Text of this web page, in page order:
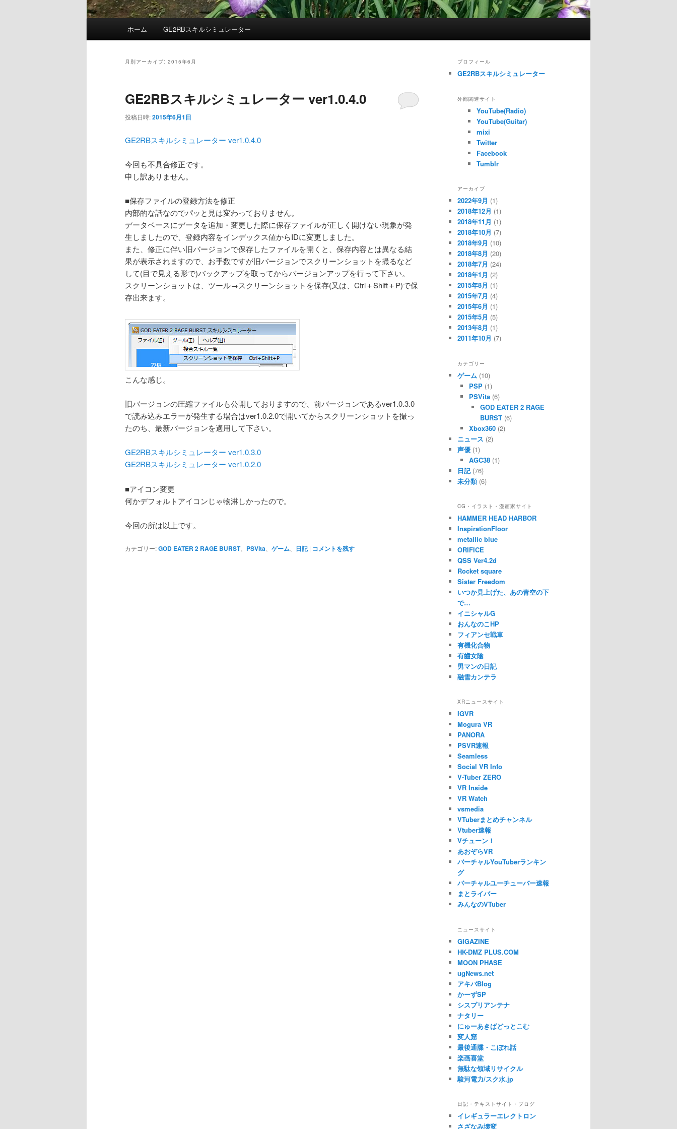
ホーム GE2RBスキルシミュレーター
月別アーカイブ: 2015年6月
GE2RBスキルシミュレーター ver1.0.4.0
投稿日時:2015年6月1日
GE2RBスキルシミュレーター ver1.0.4.0
今回も不具合修正です。
申し訳ありません。
■保存ファイルの登録方法を修正
内部的な話なのでパッと見は変わっておりません。
データベースにデータを追加・変更した際に保存ファイルが正しく開けない現象が発
生しましたので、登録内容をインデックス値からIDに変更しました。
また、修正に伴い旧バージョンで保存したファイルを開くと、保存内容とは異なる結
果が表示されますので、お手数ですが旧バージョンでスクリーンショットを撮るなど
して(目で見える形で)バックアップを取ってからバージョンアップを行って下さい。
スクリーンショットは、ツール→スクリーンショットを保存(又は、Ctrl＋Shift＋P)で保
存出来ます。
こんな感じ。
旧バージョンの圧縮ファイルも公開しておりますので、前バージョンであるver1.0.3.0
で読み込みエラーが発生する場合はver1.0.2.0で開いてからスクリーンショットを撮っ
たのち、最新バージョンを適用して下さい。
GE2RBスキルシミュレーター ver1.0.3.0
GE2RBスキルシミュレーター ver1.0.2.0
■アイコン変更
何かデフォルトアイコンじゃ物淋しかったので。
今回の所は以上です。
カテゴリー:GOD EATER 2 RAGE BURST、 PSVita ゲーム 日記 | コメントを残す
プロフィール
GE2RBスキルシミュレーター
外部関連サイト
YouTube(Radio)
YouTube(Guitar)
mixi
Twitter
Facebook
Tumblr
アーカイブ
2022年9月 (1)
2018年12月 (1)
2018年11月 (1)
2018年10月 (7)
2018年9月 (10)
2018年8月 (20)
2018年7月 (24)
2018年1月 (2)
2015年8月 (1)
2015年7月 (4)
2015年6月 (1)
2015年5月 (5)
2013年8月 (1)
2011年10月 (7)
カテゴリー
ゲーム (10)
PSP(1)
PSVita(6)
GOD EATER 2 RAGE
BURST (6)
Xbox360(2)
ニュース (2)
声優 (1)
AGC38(1)
日記(76)
未分類(6)
CG・イラスト・漫画家サイト
HAMMER HEAD HARBOR
InspirationFloor
metallic blue
ORIFICE
QSS Ver4.2d
Rocket square
Sister Freedom
いつか見上げた、あの青空の下
で…
イニシャルG
おんなのこHP
フィアンセ戦車
有機化合物
有齒女陰
男マンの日記
融雪カンテラ
XRニュースサイト
IGVR
Mogura VR
PANORA
PSVR速報
Seamless
Social VR Info
V-Tuber ZERO
VR Inside
VR Watch
vsmedia
VTuberまとめチャンネル
Vtuber速報
Vチューン！
あおぞらVR
バーチャルYouTuberランキン
グ
バーチャルユーチューバー速報
まとライバー
みんなのVTuber
ニュースサイト
GIGAZINE
HK-DMZ PLUS.COM
MOON PHASE
ugNews.net
アキバBlog
かーずSP
シスプリアンテナ
ナタリー
にゅーあきばどっとこむ
変人窟
最後通牒・こぼれ話
楽画喜堂
無駄な領域リサイクル
駿河電力/スク水.jp
日記・テキストサイト・ブログ
イレギュラーエレクトロン
さざなみ壊変